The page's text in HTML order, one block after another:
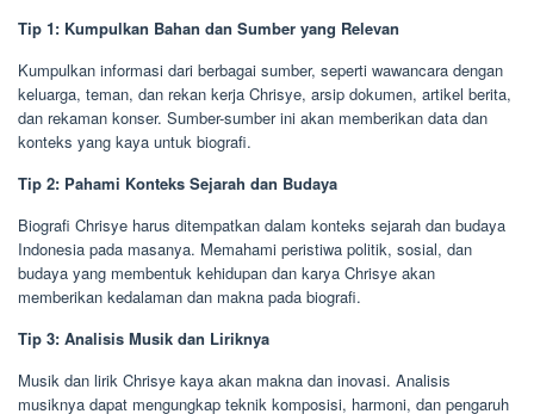
Tip 1: Kumpulkan Bahan dan Sumber yang Relevan
Kumpulkan informasi dari berbagai sumber, seperti wawancara dengan
keluarga, teman, dan rekan kerja Chrisye, arsip dokumen, artikel berita,
dan rekaman konser. Sumber-sumber ini akan memberikan data dan
konteks yang kaya untuk biografi.
Tip 2: Pahami Konteks Sejarah dan Budaya
Biografi Chrisye harus ditempatkan dalam konteks sejarah dan budaya
Indonesia pada masanya. Memahami peristiwa politik, sosial, dan
budaya yang membentuk kehidupan dan karya Chrisye akan
memberikan kedalaman dan makna pada biografi.
Tip 3: Analisis Musik dan Liriknya
Musik dan lirik Chrisye kaya akan makna dan inovasi. Analisis
musiknya dapat mengungkap teknik komposisi, harmoni, dan pengaruh